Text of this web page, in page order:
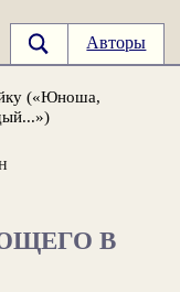
Авторы
(«Юноша,
В